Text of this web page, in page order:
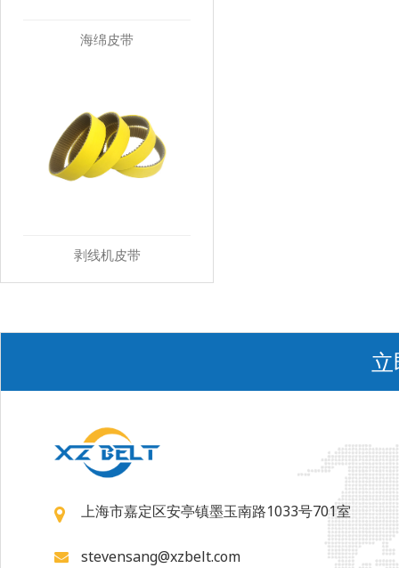
海绵皮带
剥线机皮带
上海市嘉定区安亭镇墨玉南路1033号701室
stevensang@xzbelt.com